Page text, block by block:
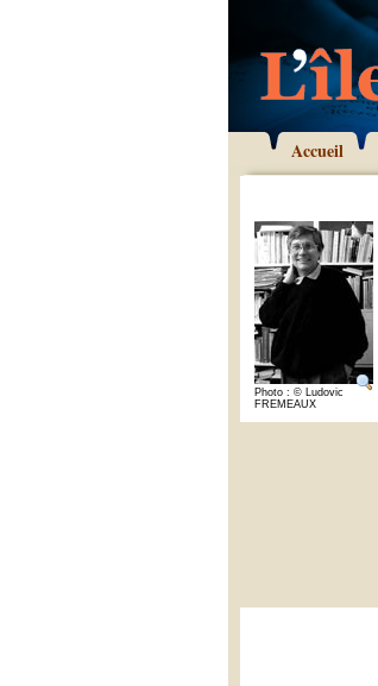
Accueil
Photo : © Ludovic
FREMEAUX